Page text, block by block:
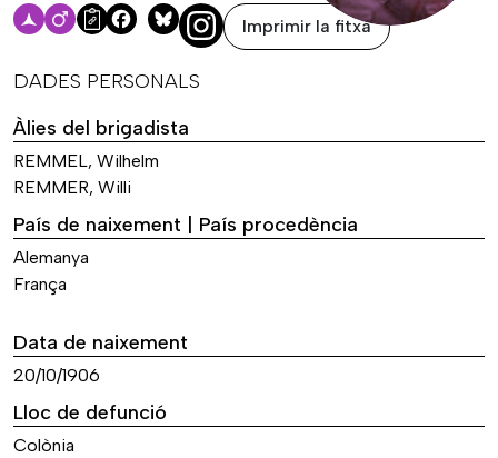
Facebook
Bluesky Imprimir la fitxa
DADES PERSONALS
Àlies del brigadista
REMMEL, Wilhelm
REMMER, Willi
País de naixement | País procedència
Alemanya
França
Data de naixement
20/10/1906
Lloc de defunció
Colònia